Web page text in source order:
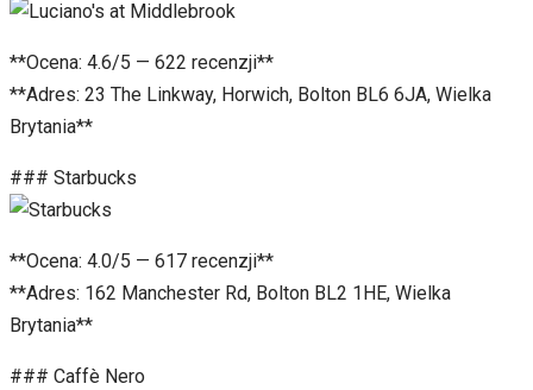
**Ocena: 4.6/5 — 622 recenzji**
**Adres: 23 The Linkway, Horwich, Bolton BL6 6JA, Wielka
Brytania**
### Starbucks
**Ocena: 4.0/5 — 617 recenzji**
**Adres: 162 Manchester Rd, Bolton BL2 1HE, Wielka
Brytania**
### Caffè Nero